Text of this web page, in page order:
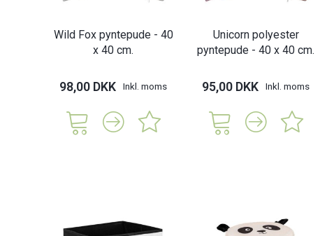
Wild Fox pyntepude - 40
x 40 cm.
98,00 DKK Inkl. moms
Unicorn polyester
pyntepude - 40 x 40 cm.
95,00 DKK Inkl. moms